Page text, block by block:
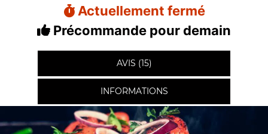
Actuellement fermé
Précommande pour demain
AVIS (15)
INFORMATIONS